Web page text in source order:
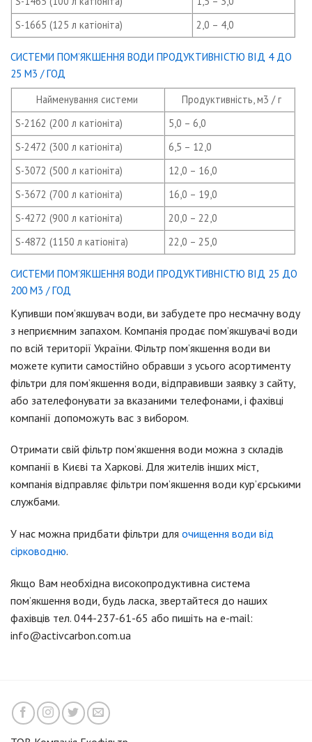
S-1665 (125 л катiонiта)
2,0 – 4,0
СИСТЕМИ ПОМ’ЯКШЕННЯ ВОДИ ПРОДУКТИВНІСТЮ ВІД 4 ДО
25 М3 / ГОД
Найменування системи
Продуктивність, м3 / г
S-2162 (200 л катiонiта)
5,0 – 6,0
S-2472 (300 л катiонiта)
6,5 – 12,0
S-3072 (500 л катiонiта)
12,0 – 16,0
S-3672 (700 л катiонiта)
16,0 – 19,0
S-4272 (900 л катiонiта)
20,0 – 22,0
S-4872 (1150 л катiонiта)
22,0 – 25,0
СИСТЕМИ ПОМ’ЯКШЕННЯ ВОДИ ПРОДУКТИВНІСТЮ ВІД 25 ДО
200 М3 / ГОД
Купивши пом’якшувач води, ви забудете про несмачну воду
з неприємним запахом. Компанія продає пом’якшувачі води
по всій території України. Фільтр пом’якшення води ви
можете купити самостійно обравши з усього асортименту
фільтри для пом’якшення води, відправивши заявку з сайту,
або зателефонувати за вказаними телефонами, і фахівці
компанії допоможуть вас з вибором.
Отримати свій фільтр пом’якшення води можна з складів
компанії в Києві та Харкові. Для жителів інших міст,
компанія відправляє фільтри пом’якшення води кур’єрськими
службами.
У нас можна придбати фільтри для очищення води від
сірководню.
Якщо Вам необхідна високопродуктивна система
пом’якшення води, будь ласка, звертайтеся до наших
фахівців тел. 044-237-61-65 або пишіть на e-mail:
info@activcarbon.com.ua